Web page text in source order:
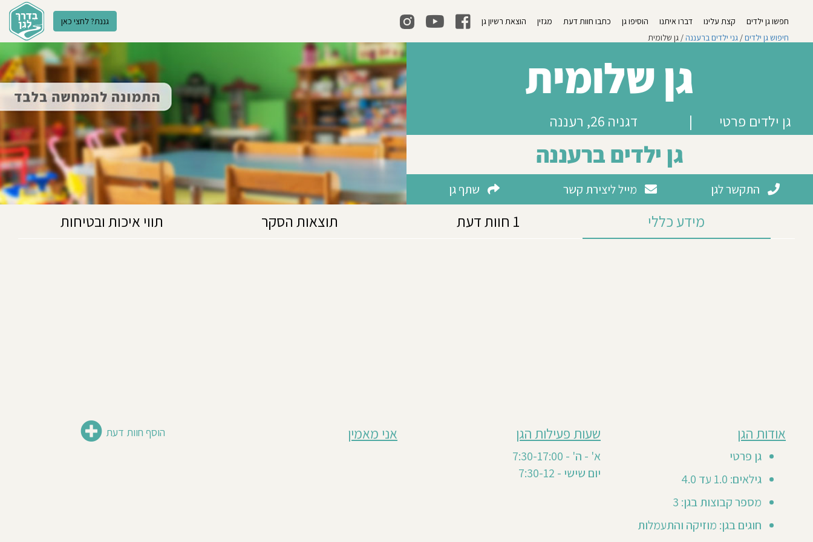
גננת? לחצי כאן חפשו גן ילדים קצת עלינו דברו איתנו הוסיפו גן כתבו חוות דעת מגזין
הוצאת רשיון גן
חיפוש גן ילדים/ גני ילדים ברעננה/ גן שלומית
גן שלומית
דגניה 26, רעננה | גן ילדים פרטי
גן ילדים ברעננה
שתף גן מייל ליצירת קשר התקשר לגן
מידע כללי 1 חוות דעת תוצאות הסקר תווי איכות ובטיחות
הוסף חוות דעת אני מאמין שעות פעילות הגן
א' - ה' - 7:30-17:00
יום שישי - 7:30-12
אודות הגן
גן פרטי
גילאים: 1.0 עד 4.0
מספר קבוצות בגן: 3
חוגים בגן: מוזיקה והתעמלות
חוות